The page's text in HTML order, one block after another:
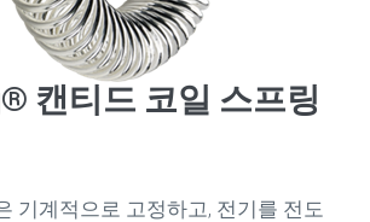
캔티드 코일 스프링
기계적으로 고정하고, 전기를 전도